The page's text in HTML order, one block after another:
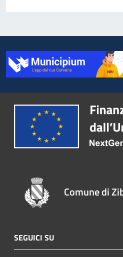
Comune di
SEGUICI SU